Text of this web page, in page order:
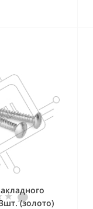
(золото)